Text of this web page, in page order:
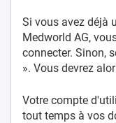
Si vous avez déjà
Medworld AG,
connecter. Sinon,
». Vous devrez
Votre compte
tout temps à vos